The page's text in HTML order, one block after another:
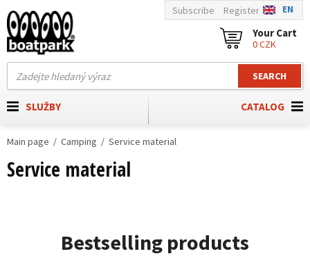
SEARCH
Subscribe Register EN
Your Cart
0 CZK
CATALOG
SLUŽBY
Main page Camping Service material
Service material
Bestselling products